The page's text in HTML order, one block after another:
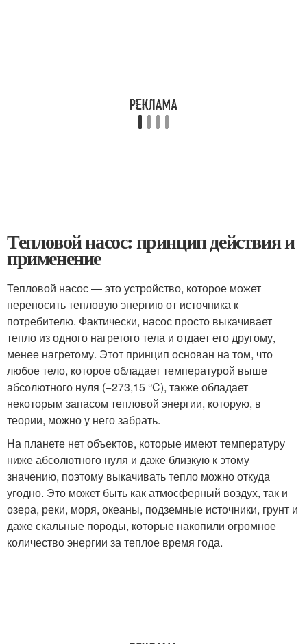
Тепловой насос: принцип действия и
применение
Тепловой насос — это устройство, которое может
переносить тепловую энергию от источника к
потребителю. Фактически, насос просто выкачивает
тепло из одного нагретого тела и отдает его другому,
менее нагретому. Этот принцип основан на том, что
любое тело, которое обладает температурой выше
абсолютного нуля (−273,15 °C), также обладает
некоторым запасом тепловой энергии, которую, в
теории, можно у него забрать.
На планете нет объектов, которые имеют температуру
ниже абсолютного нуля и даже близкую к этому
значению, поэтому выкачивать тепло можно откуда
угодно. Это может быть как атмосферный воздух, так и
озера, реки, моря, океаны, подземные источники, грунт и
даже скальные породы, которые накопили огромное
количество энергии за теплое время года.